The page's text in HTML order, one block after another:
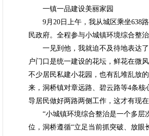
一镇一品建设美丽家园
9月20日上午，我从城区乘坐638路
民政府。全程参与小城镇环境综合整
一见到他，我就迫不及待地表达了
户门口是统一建设的花坛，鲜花在微
不少居民私建小花园，也有乱堆乱放
来，洞桥镇对章远路、碧云路等4条核
导居民做好两路两侧工作，这才有现
“小城镇环境综合整治是一个多层次
位，洞桥遵循“立足当前抓突破、放眼